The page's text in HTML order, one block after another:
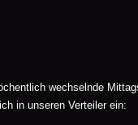
wechselnde
in unseren Verteiler ein: